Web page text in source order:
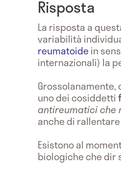
Risposta
La risposta a
variabilità
reumatoide in
internazionali) la
uno dei cosiddetti
antireumatici che
anche di
Esistono al
biologiche che dir